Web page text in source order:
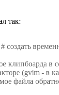
так:
# создать
клипбоарда в
(gvim - в
файла